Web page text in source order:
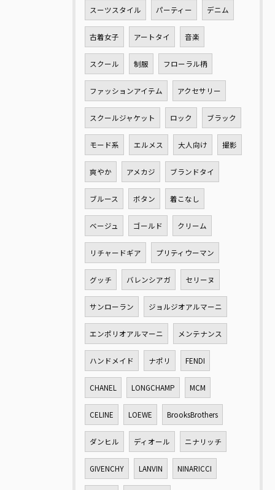
スーツスタイル パーティー デニム
古着女子 アートタイ 音楽
スクール 制服 フローラル柄
ファッションアイテム アクセサリー
スクールジャケット ロック ブラック
モード系 エルメス 大人向け 撮影
爽やか アメカジ ブランドタイ
ブルース ボタン 着こなし
ベージュ ゴールド クリーム
リチャードギア プリティウーマン
グッチ バレンシアガ セリーヌ
サンローラン ジョルジオアルマーニ
エンポリオアルマーニ メンテナンス
ハンドメイド ナポリ FENDI
CHANEL LONGCHAMP MCM
CELINE LOEWE BrooksBrothers
ダンヒル ディオール ニナリッチ
GIVENCHY LANVIN NINARICCI